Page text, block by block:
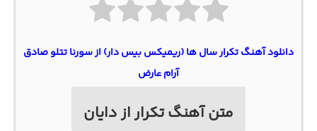
دانلود آهنگ تکرار سال ها (ریمیکس بیس دار) از سورنا تتلو صادق
آرام عارض
متن آهنگ تکرار از دایان